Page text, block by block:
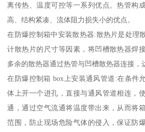
离传热、温度可控等一系列优点。热管构
高、结构紧凑、流体阻力损失小的优点。
在防爆控制箱中安装散热器:散热片是处理
计散热片的尺寸等因素，将凹槽散热器焊
多余的散热器通过热管与凹槽散热器连接，
在防爆控制箱 box上安装通风管道:在条件
体上开一个进孔，直接与通风管道相连，
通，通过空气流通将温度带出来，从而将
范围，防止现场危险气体的侵入，保证防